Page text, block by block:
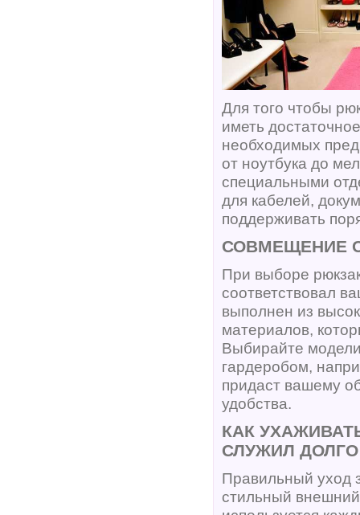
Для того чтобы
иметь
необходимых
от ноутбука до
специальными
для кабелей,
поддерживать
СОВМЕЩЕНИЕ
При выборе
соответствовал
выполнен из
материалов,
Выбирайте
гардеробом,
придаст вашему
удобства.
КАК
СЛУЖИЛ ДОЛГО
Правильный уход
стильный